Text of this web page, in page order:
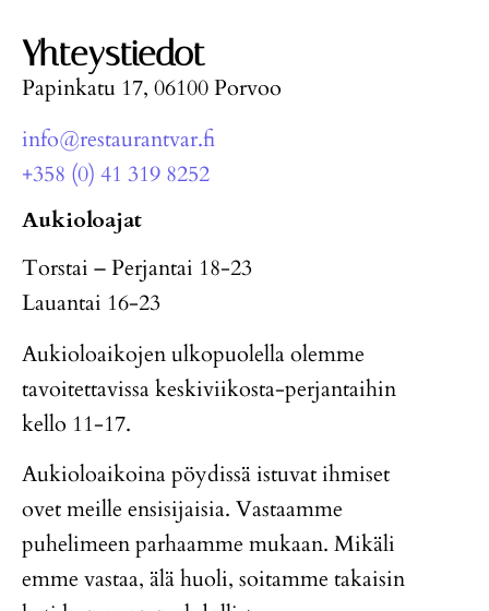
Yhteystiedot
Papinkatu 17, 06100 Porvoo
info@restaurantvar.fi
+358 (0) 41 319 8252
Aukioloajat
Torstai – Perjantai 18-23
Lauantai 16-23
Aukioloaikojen ulkopuolella olemme
tavoitettavissa keskiviikosta-perjantaihin
kello 11-17.
Aukioloaikoina pöydissä istuvat ihmiset
ovet meille ensisijaisia. Vastaamme
puhelimeen parhaamme mukaan. Mikäli
emme vastaa, älä huoli, soitamme takaisin